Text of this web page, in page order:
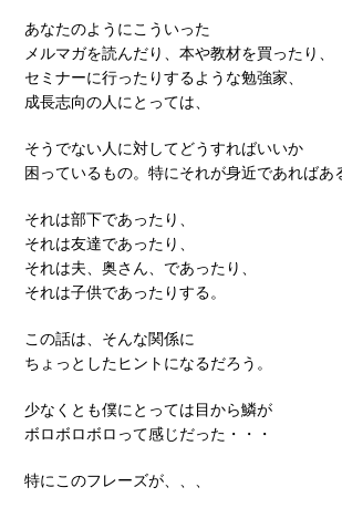
あなたのようにこういった
メルマガを読んだり、本や教材を買ったり、
セミナーに行ったりするような勉強家、
成長志向の人にとっては、
そうでない人に対してどうすればいいか
困っているもの。特にそれが身近であればあ
それは部下であったり、
それは友達であったり、
それは夫、奥さん、であったり、
それは子供であったりする。
この話は、そんな関係に
ちょっとしたヒントになるだろう。
少なくとも僕にとっては目から鱗が
ボロボロボロって感じだった・・・
特にこのフレーズが、、、